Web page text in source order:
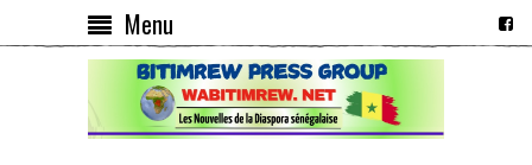
Menu